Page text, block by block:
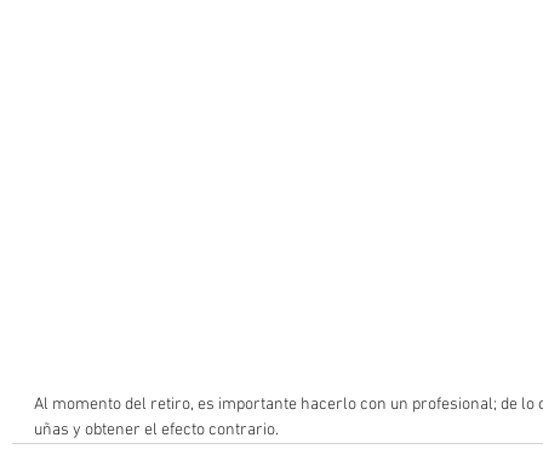
Al momento del retiro, es importante hacerlo con un profesional; de
uñas y obtener el efecto contrario.